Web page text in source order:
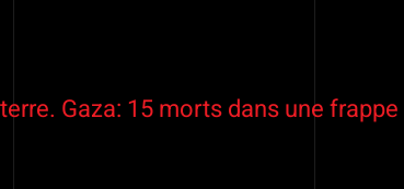
Gaza: 15 morts dans une